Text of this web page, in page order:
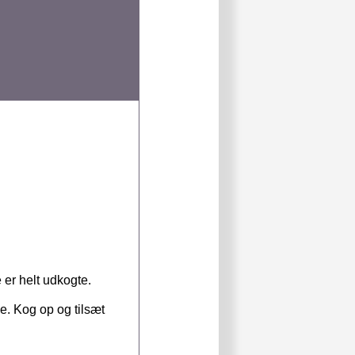
helt udkogte.
Kog op og tilsæt